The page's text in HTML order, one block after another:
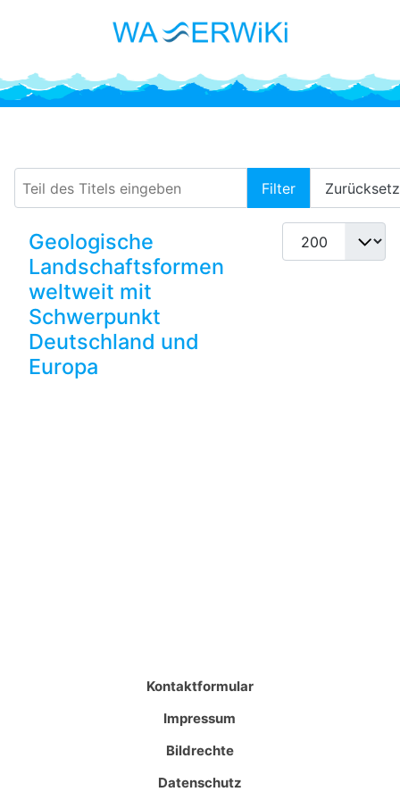
Filter
Anzeige #
Geologische
Landschaftsformen
weltweit mit
Schwerpunkt
Deutschland und
Europa
Kontaktformular
Impressum
Bildrechte
Datenschutz